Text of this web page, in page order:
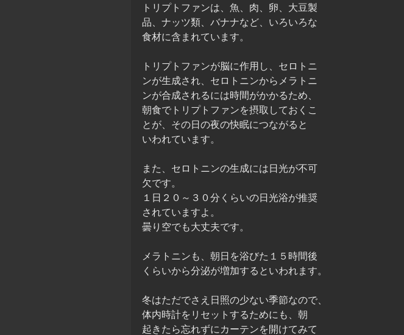
トリプトファンは、魚、肉、卵、大豆製
品、ナッツ類、バナナなど、いろいろな
食材に含まれています。
トリプトファンが脳に作用し、セロトニ
ンが生成され、セロトニンからメラトニ
ンが合成されるには時間がかかるため、
朝食でトリプトファンを摂取しておくこ
とが、その日の夜の快眠につながると
いわれています。
また、セロトニンの生成には日光が不可
欠です。
１日２０～３０分くらいの日光浴が推奨
されていますよ。
曇り空でも大丈夫です。
メラトニンも、朝日を浴びた１５時間後
くらいから分泌が増加するといわれます。
冬はただでさえ日照の少ない季節なので、
体内時計をリセットするためにも、朝
起きたら忘れずにカーテンを開けてみて